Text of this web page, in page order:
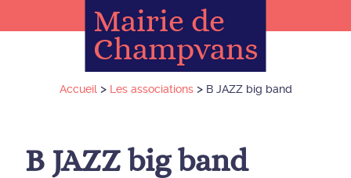
Mairie de
Champvans
Accueil> Les associations> B JAZZ big band
B JAZZ big band